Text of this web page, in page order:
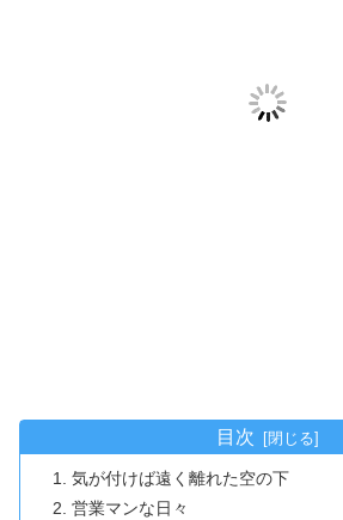
目次
気が付けば遠く離れた空の下
営業マンな日々